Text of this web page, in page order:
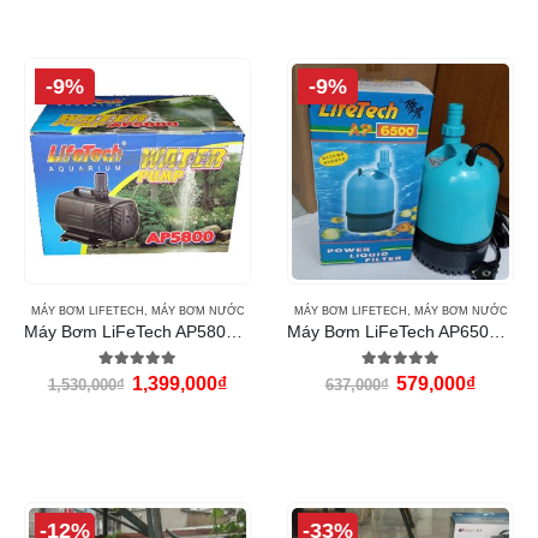
-9%
MÁY BƠM LIFETECH , MÁY BƠM NƯỚC
Máy Bơm LiFeTech AP5800 (360W)
5.00 out of 5
1,530,000₫ 1,399,000₫
-9%
MÁY BƠM LIFETECH , MÁY BƠM NƯỚC
Máy Bơm LiFeTech AP6500 (120W)
5.00 out of 5
637,000₫ 579,000₫
-12% -33%